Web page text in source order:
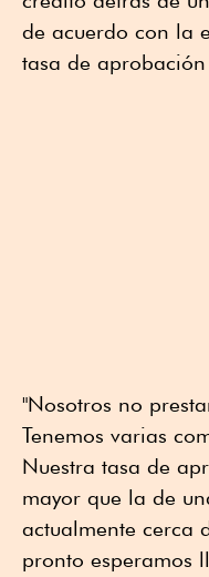
de acuerdo con la
tasa de
"Nosotros no
Tenemos varias
Nuestra tasa de
mayor que la de
actualmente cerca
pronto esperamos